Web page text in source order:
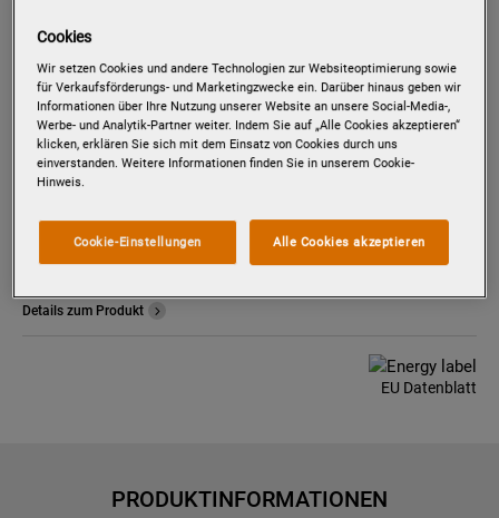
Zum Zoomen tippen
PAIL7201I
AUTARKES KOCHFELD MIT
INTEGRIERTEM DUNSTABZUG /
ABLUFT / ABLUFT ODER UMLUFT /
Details zum Produkt
EU Datenblatt
PRODUKTINFORMATIONEN
Cookies
Wir setzen Cookies und andere Technologien zur Websiteoptimierung sowie
für Verkaufsförderungs- und Marketingzwecke ein. Darüber hinaus geben wir
Informationen über Ihre Nutzung unserer Website an unsere Social-Media-,
Werbe- und Analytik-Partner weiter. Indem Sie auf „Alle Cookies akzeptieren“
klicken, erklären Sie sich mit dem Einsatz von Cookies durch uns
einverstanden. Weitere Informationen finden Sie in unserem Cookie-
Hinweis.
Alle Cookies akzeptieren
Cookie-Einstellungen